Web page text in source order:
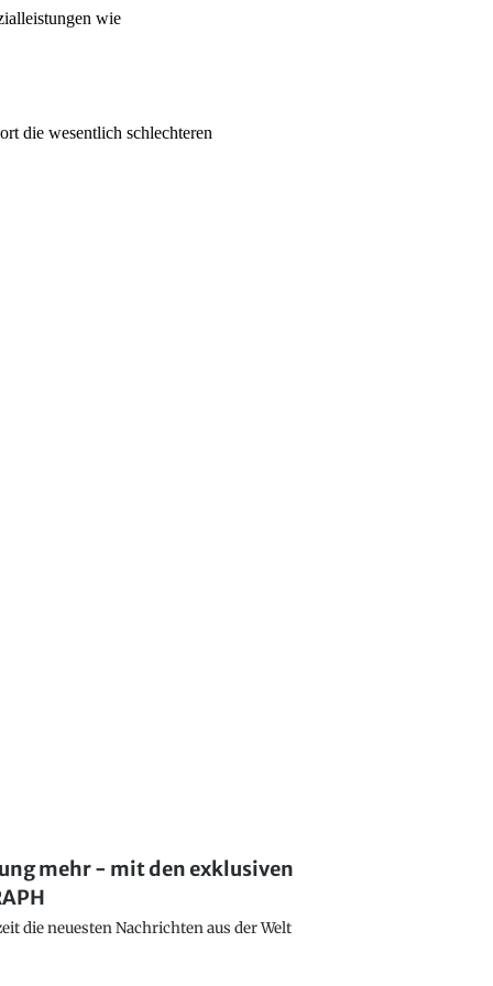
mehr - mit den exklusiven
die neuesten Nachrichten aus der Welt